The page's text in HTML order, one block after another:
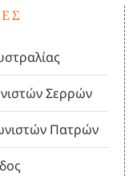
Σερρών
Πατρών